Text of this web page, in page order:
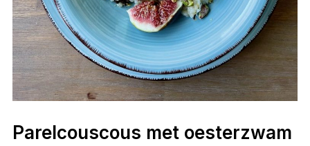
Parelcouscous met oesterzwam